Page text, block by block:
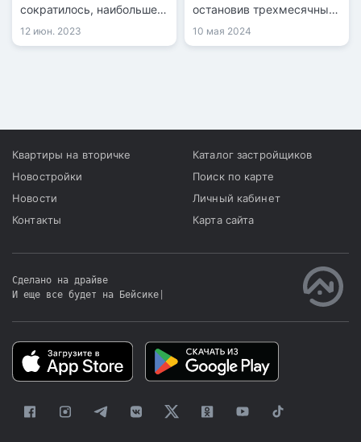
сократилось, наибольшее
снижение заметили в
Алматы и Астане. Первое
12 июн. 2023
остановив трехмесячный
тренд снижения, согласно
данным БНС АСПиР РК.
10 мая 2024
Квартиры на вторичке
Новостройки
Новости
Контакты
Каталог застройщиков
Поиск по карте
Личный кабинет
Карта сайта
Сделано на драйве
И еще все будет на Бейсике